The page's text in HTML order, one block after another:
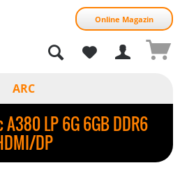
Online Magazin
ARC
LP 6G 6GB DDR6
DP